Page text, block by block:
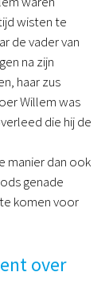
wisten te
de vader van
na zijn
haar zus
Willem was
die hij de
manier dan ook
genade
komen voor
over